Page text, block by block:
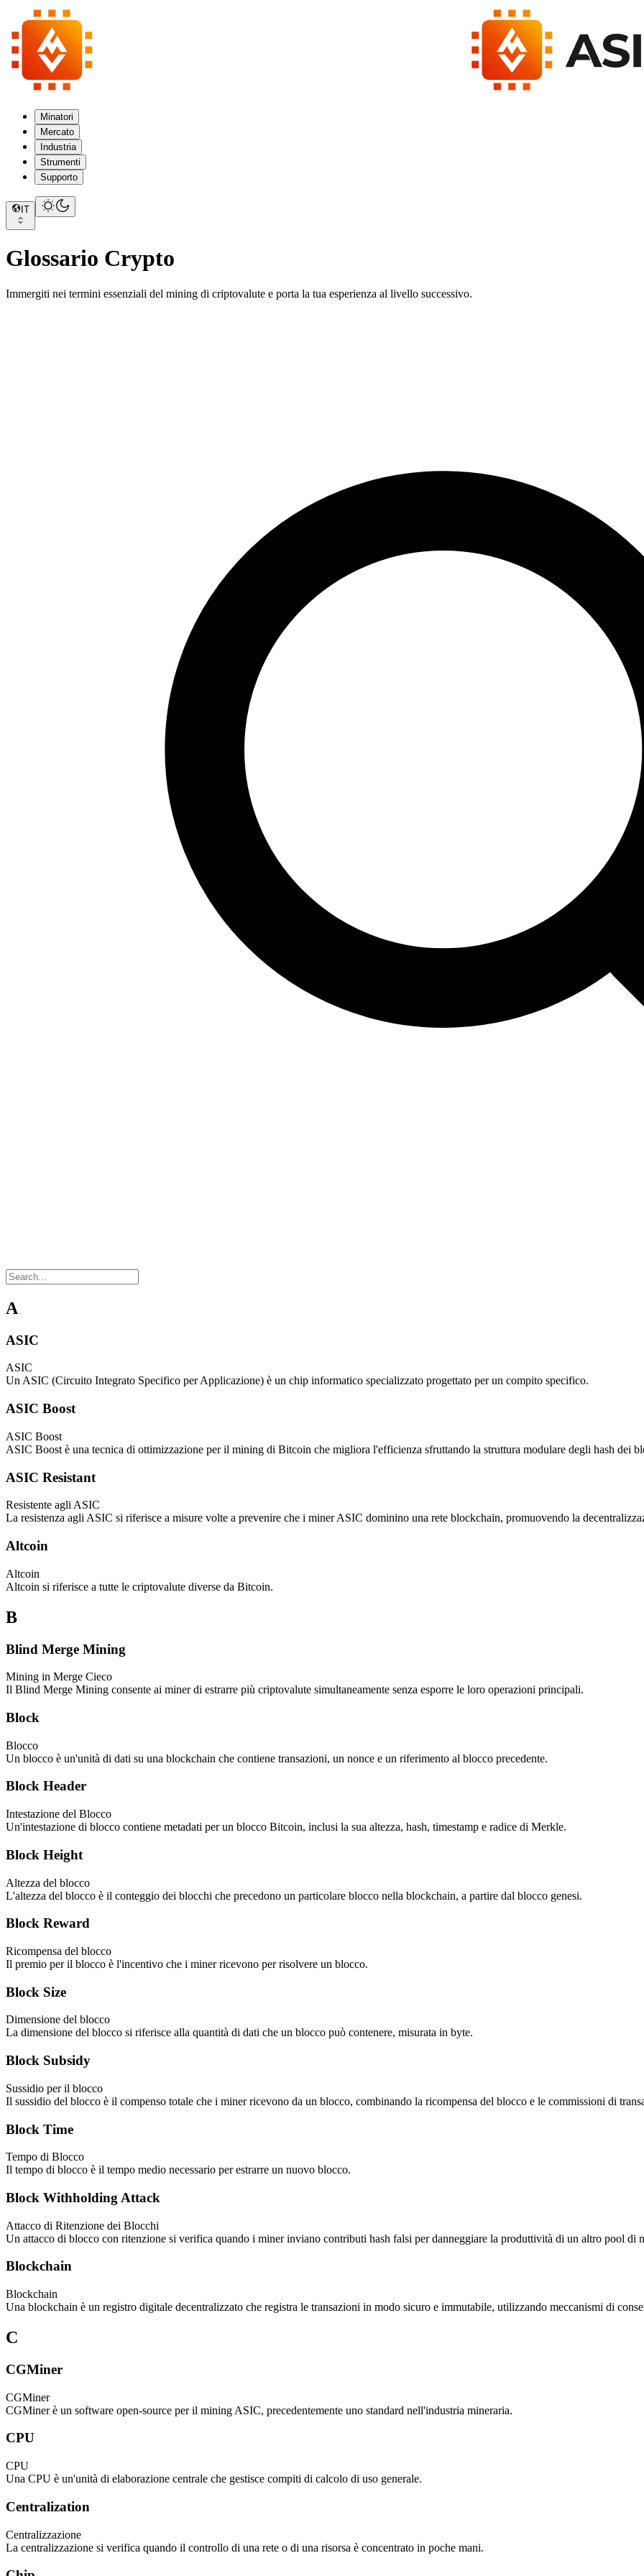
Minatori
Mercato
Industria
Strumenti
Supporto
IT
Glossario Crypto
Immergiti nei termini essenziali del mining di criptovalute e porta la tua esperienza al livello successivo.
A
ASIC
ASIC
Un ASIC (Circuito Integrato Specifico per Applicazione) è un chip informatico specializzato progettato per un compito specifico.
ASIC Boost
ASIC Boost
ASIC Boost è una tecnica di ottimizzazione per il mining di Bitcoin che migliora l'efficienza sfruttando la struttura modulare degli hash dei
ASIC Resistant
Resistente agli ASIC
La resistenza agli ASIC si riferisce a misure volte a prevenire che i miner ASIC dominino una rete blockchain, promuovendo la
Altcoin
Altcoin
Altcoin si riferisce a tutte le criptovalute diverse da Bitcoin.
B
Blind Merge Mining
Mining in Merge Cieco
Il Blind Merge Mining consente ai miner di estrarre più criptovalute simultaneamente senza esporre le loro operazioni principali.
Block
Blocco
Un blocco è un'unità di dati su una blockchain che contiene transazioni, un nonce e un riferimento al blocco precedente.
Block Header
Intestazione del Blocco
Un'intestazione di blocco contiene metadati per un blocco Bitcoin, inclusi la sua altezza, hash, timestamp e radice di Merkle.
Block Height
Altezza del blocco
L'altezza del blocco è il conteggio dei blocchi che precedono un particolare blocco nella blockchain, a partire dal blocco genesi.
Block Reward
Ricompensa del blocco
Il premio per il blocco è l'incentivo che i miner ricevono per risolvere un blocco.
Block Size
Dimensione del blocco
La dimensione del blocco si riferisce alla quantità di dati che un blocco può contenere, misurata in byte.
Block Subsidy
Sussidio per il blocco
Il sussidio del blocco è il compenso totale che i miner ricevono da un blocco, combinando la ricompensa del blocco e le commissioni di
Block Time
Tempo di Blocco
Il tempo di blocco è il tempo medio necessario per estrarre un nuovo blocco.
Block Withholding Attack
Attacco di Ritenzione dei Blocchi
Un attacco di blocco con ritenzione si verifica quando i miner inviano contributi hash falsi per danneggiare la produttività di un altro pool di
Blockchain
Blockchain
Una blockchain è un registro digitale decentralizzato che registra le transazioni in modo sicuro e immutabile, utilizzando meccanismi di
C
CGMiner
CGMiner
CGMiner è un software open-source per il mining ASIC, precedentemente uno standard nell'industria mineraria.
CPU
CPU
Una CPU è un'unità di elaborazione centrale che gestisce compiti di calcolo di uso generale.
Centralization
Centralizzazione
La centralizzazione si verifica quando il controllo di una rete o di una risorsa è concentrato in poche mani.